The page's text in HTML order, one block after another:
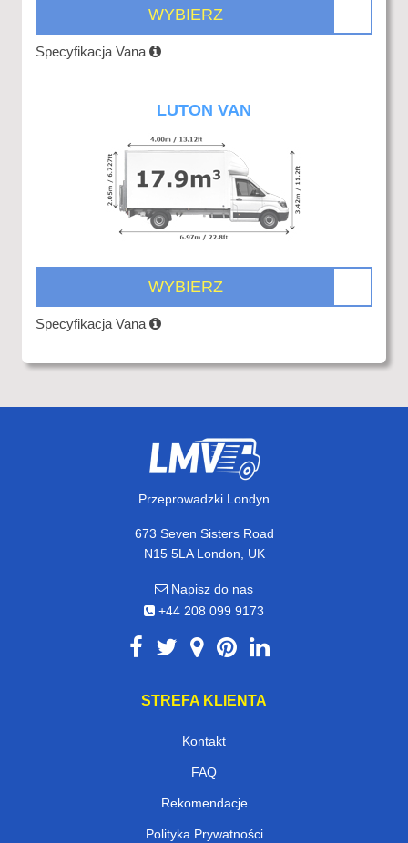
WYBIERZ
Specyfikacja Vana
LUTON VAN
WYBIERZ
Specyfikacja Vana
Przeprowadzki Londyn
673 Seven Sisters Road
N15 5LA London, UK
Napisz do nas
+44 208 099 9173
STREFA KLIENTA
Kontakt
FAQ
Rekomendacje
Polityka Prywatności